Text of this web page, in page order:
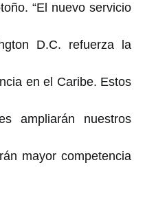
“El nuevo servicio
D.C. refuerza la
en el Caribe. Estos
ampliarán nuestros
mayor competencia